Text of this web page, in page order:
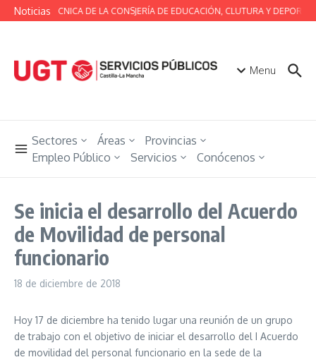
Saltar al contenido
Noticias
MESA TÉCNICA DE LA CONSJERÍA DE EDUCACIÓN, CLUTURA Y
Menu
Sectores Áreas
Provincias
Empleo Público
Servicios Conócenos
Se inicia el desarrollo del Acuerdo
de Movilidad de personal
funcionario
18 de diciembre de 2018
Hoy 17 de diciembre ha tenido lugar una reunión de un grupo
de trabajo con el objetivo de iniciar el desarrollo del I Acuerdo
de movilidad del personal funcionario en la sede de la